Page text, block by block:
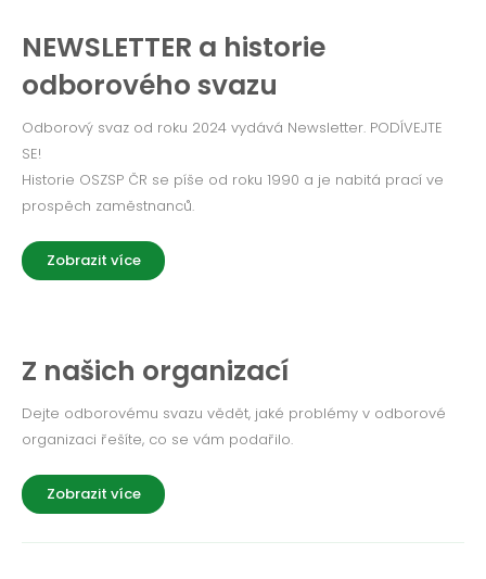
NEWSLETTER a historie
odborového svazu
Odborový svaz od roku 2024 vydává Newsletter. PODÍVEJTE
SE!
Historie OSZSP ČR se píše od roku 1990 a je nabitá prací ve
prospěch zaměstnanců.
Zobrazit více
Z našich organizací
Dejte odborovému svazu vědět, jaké problémy v odborové
organizaci řešíte, co se vám podařilo.
Zobrazit více